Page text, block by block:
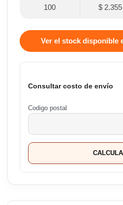
100 $ 2.355
Ver el stock disponible
Consultar costo de envío
Codigo postal